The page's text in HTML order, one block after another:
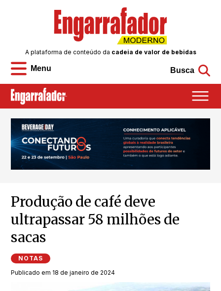
Menu
A plataforma de conteúdo da cadeia de valor de bebidas
Busca
Produção de café deve
ultrapassar 58 milhões de
sacas
NOTAS
Publicado em 18 de janeiro de 2024